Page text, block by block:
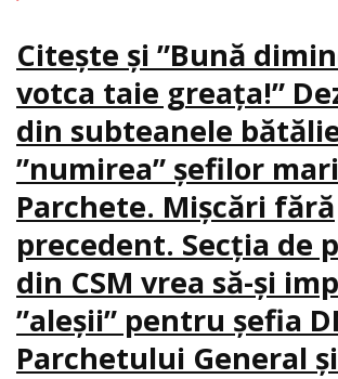
Citește și ”Bună
votca taie greața!”
din subteanele
”numirea” șefilor
Parchete. Mișcări fără
precedent. Secția de
din CSM vrea să-și
”aleșii” pentru șefia
Parchetului General